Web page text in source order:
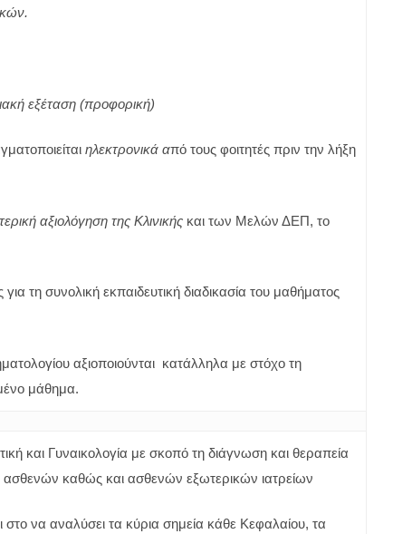
εξέταση (προφορική)
ηλεκτρονικά από τους φοιτητές πριν την λήξη
αξιολόγηση της Κλινικής και των Μελών ΔΕΠ, το
τη συνολική εκπαιδευτική διαδικασία του μαθήματος
αξιοποιούνται κατάλληλα με στόχο τη
μάθημα.
και Γυναικολογία με σκοπό τη διάγνωση και θεραπεία
καθώς και ασθενών εξωτερικών ιατρείων
να αναλύσει τα κύρια σημεία κάθε Κεφαλαίου, τα